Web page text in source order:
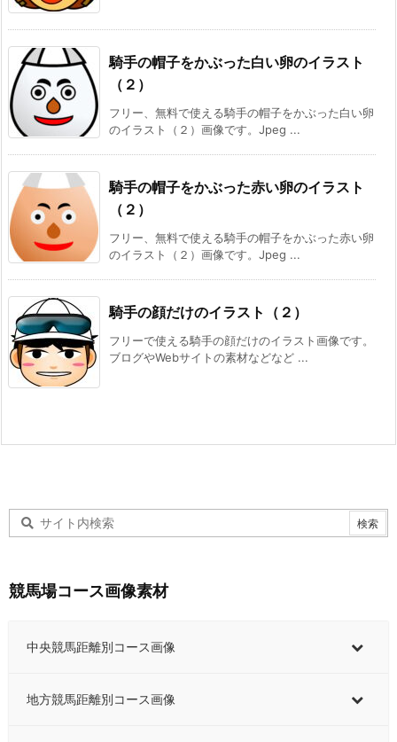
騎手の帽子をかぶった白い卵のイラスト
（２）
フリー、無料で使える騎手の帽子をかぶった白い卵
のイラスト（２）画像です。Jpeg ...
騎手の帽子をかぶった赤い卵のイラスト
（２）
フリー、無料で使える騎手の帽子をかぶった赤い卵
のイラスト（２）画像です。Jpeg ...
騎手の顔だけのイラスト（２）
フリーで使える騎手の顔だけのイラスト画像です。
ブログやWebサイトの素材などなど ...
競馬場コース画像素材
中央競馬距離別コース画像
地方競馬距離別コース画像